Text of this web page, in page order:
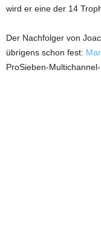
wird er eine der 14
Der Nachfolger von
übrigens schon fest:
ProSieben-